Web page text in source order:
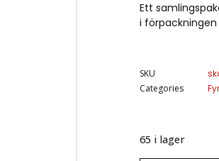
Ett
i
SKU
Categories
65 i lager